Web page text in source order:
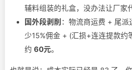
辅料组装的礼盒，没办法让厂家
国外段剥削 ：物流商运费 + 尾
少15%佣金 + (汇损+连连提款约
约 60元。